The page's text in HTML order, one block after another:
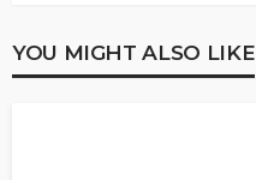
YOU MIGHT ALSO LIKE